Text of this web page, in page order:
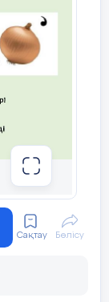
Сақтау Бөлісу